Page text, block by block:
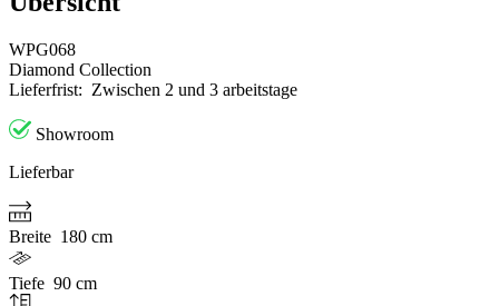
WPG068
Diamond Collection
Lieferfrist: Zwischen 2 und 3 arbeitstage
Showroom
Lieferbar
Breite 180 cm
Tiefe 90 cm